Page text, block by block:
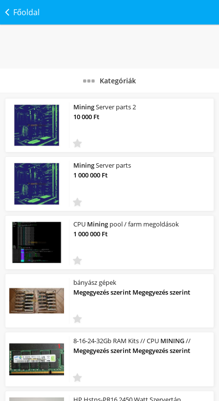
Főoldal
Kategóriák
MiningServer parts 2
10 000 Ft
MiningServer parts
1 000 000 Ft
CPU Mining pool / farm megoldások
1 000 000 Ft
bányász gépek
Megegyezés szerint Megegyezés szerint
8-16-24-32Gb RAM Kits // CPU MINING//
Megegyezés szerint Megegyezés szerint